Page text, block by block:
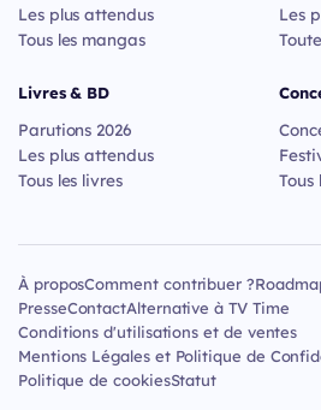
Les plus attendus
Tous les mangas
Livres & BD
Parutions 2026
Les plus attendus
Tous les livres
Les
Tous
À proposComment contribuer ?
PresseContactAlternative à TV Time
Conditions d'utilisations et de ventes
Mentions Légales et Politique de
Politique de cookiesStatut